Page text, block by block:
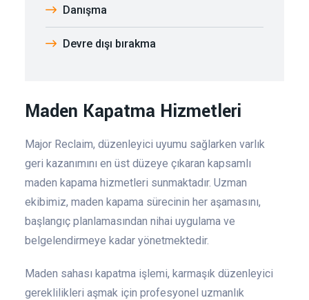
Danışma
Devre dışı bırakma
Maden Kapatma Hizmetleri
Major Reclaim, düzenleyici uyumu sağlarken varlık
geri kazanımını en üst düzeye çıkaran kapsamlı
maden kapama hizmetleri sunmaktadır. Uzman
ekibimiz, maden kapama sürecinin her aşamasını,
başlangıç planlamasından nihai uygulama ve
belgelendirmeye kadar yönetmektedir.
Maden sahası kapatma işlemi, karmaşık düzenleyici
gereklilikleri aşmak için profesyonel uzmanlık